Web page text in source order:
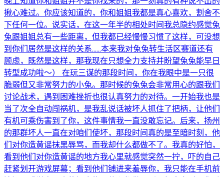
揪心难过。你应该知道的，你和姐姐我都是真心喜欢，割舍不
下任何一位。说实话，在这一年半的相处时间我总隐约感觉兔
兔跟姐姐总有一些距离，但我都已经慢慢习惯了这样，可没想
到你们居然是这样的关系......本来我对兔兔转生活区赛道还有
顾虑，既然是这样，那我现在只想全力支持并盼望兔兔能早日
转型成功啦～） 在玩三谋的那段时间，你在我眼中是一只很
脆弱但又非常努力的小兔。那时候的兔兔会非常用心的跟我们
讨论战术，遇到困难挫折也很认真努力的对待。一开始我也是
当了次全自动闯祸机，是我乱说话被坏人抓住了把柄，让他们
有机可乘伤害到了你，这件事情我一直没敢忘记。后来，扬州
的那群坏人一直在对咱们使坏，那段时间真的是至暗时刻，他
们对你造黄谣抹黑辱骂，而我却什么都做不了。我真的好怕，
看到他们对你造黄谣的地方我心里就感觉突然一拧，吓的自己
赶紧划开游戏屏幕；看到他们铺进来羞辱你，我只能在手机前